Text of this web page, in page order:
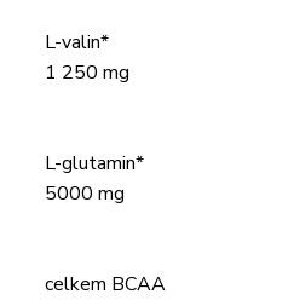
L-valin*
1 250 mg
L-glutamin*
5000 mg
celkem BCAA